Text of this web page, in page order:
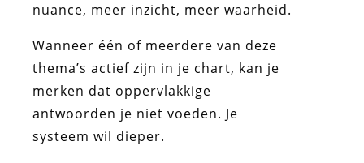
nuance, meer inzicht, meer waarheid.
Wanneer één of meerdere van deze
thema’s actief zijn in je chart, kan je
merken dat oppervlakkige
antwoorden je niet voeden. Je
systeem wil dieper.